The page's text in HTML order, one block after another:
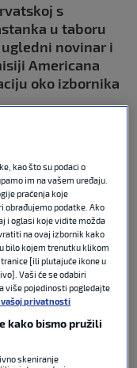
s
u taboru
novinar i
Americana
oko izbornika
era u
izbornik? Evo
znati
kao što su podaci o
im na vašem uređaju.
praćenja koje
obrađujemo podatke. Ako
i oglasi koje vidite možda
na ovaj izbornik kako
bilo kojem trenutku klikom
[ili plutajuće ikone u
Vaši će se odabiri
više pojedinosti pogledajte
vašoj privatnosti
kako bismo pružili
skeniranje